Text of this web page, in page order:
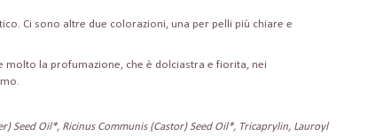
Ci sono altre due colorazioni, una per pelli più chiare e
molto la profumazione, che è dolciastra e fiorita, nei
Seed Oil*, Ricinus Communis (Castor) Seed Oil*, Tricaprylin, Lauroyl